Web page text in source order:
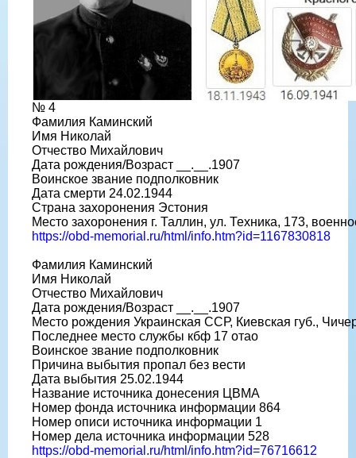
№ 4
Фамилия Каминский
Имя Николай
Отчество Михайлович
Дата рождения/Возраст __.__.1907
Воинское звание подполковник
Дата смерти 24.02.1944
Страна захоронения Эстония
Место захоронения г. Таллин, ул. Техника, 173,
https://obd-memorial.ru/html/info.htm?id=1167830818
Фамилия Каминский
Имя Николай
Отчество Михайлович
Дата рождения/Возраст __.__.1907
Место рождения Украинская ССР, Киевская губ.,
Последнее место службы кбф 17 отао
Воинское звание подполковник
Причина выбытия пропал без вести
Дата выбытия 25.02.1944
Название источника донесения ЦВМА
Номер фонда источника информации 864
Номер описи источника информации 1
Номер дела источника информации 528
https://obd-memorial.ru/html/info.htm?id=76716612